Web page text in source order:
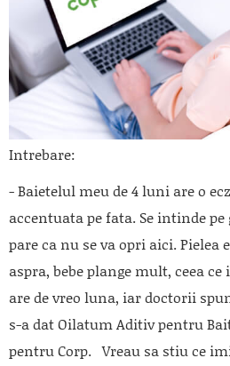
Intrebare:
- Baietelul meu de 4 luni are o
accentuata pe fata. Se intinde
pare ca nu se va opri aici. Pielea
aspra, bebe plange mult, ceea
are de vreo luna, iar doctorii
s-a dat Oilatum Aditiv pentru
pentru Corp. Vreau sa stiu ce